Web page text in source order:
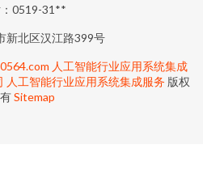
0519-31**
新北区汉江路399号
人工智能行业应用系统集成
人工智能行业应用系统集成服务 版权
Sitemap